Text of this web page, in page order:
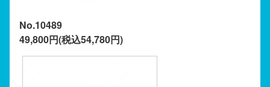
No.10489
49,800円(税込54,780円)